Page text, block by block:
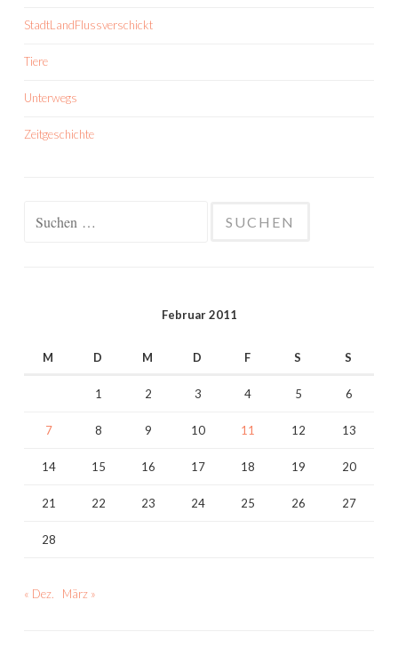
StadtLandFlussverschickt
Tiere
Unterwegs
Zeitgeschichte
Februar 2011
M D M D F S S
1 2 3 4 5 6
7 8 9 10 11 12 13
14 15 16 17 18 19 20
21 22 23 24 25 26 27
28
« Dez. März »